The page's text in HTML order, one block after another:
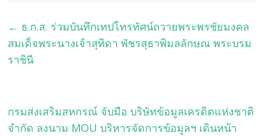
← ธ.ก.ส. ร่วมบันทึกเทปโทรทัศน์ถวายพระพรชัยมงคล
สมเด็จพระนางเจ้าสุทิดา พัชรสุธาพิมลลักษณ พระบรม
ราชินี
กรมส่งเสริมสหกรณ์ จับมือ บริษัทข้อมูลเครดิตแห่งชาติ
จำกัด ลงนาม MOU บริหารจัดการข้อมูลฯ เดินหน้า